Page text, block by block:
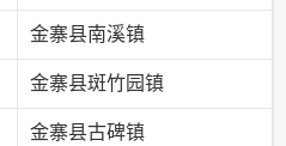
金寨县南溪镇
金寨县斑竹园镇
金寨县古碑镇